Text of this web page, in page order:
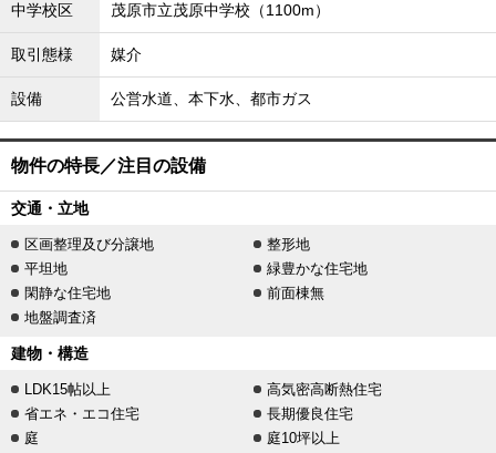
中学校区 茂原市立茂原中学校（1100m）
取引態様 媒介
設備 公営水道、本下水、都市ガス
物件の特長／注目の設備
交通・立地
区画整理及び分譲地
整形地
平坦地
緑豊かな住宅地
閑静な住宅地
前面棟無
地盤調査済
建物・構造
LDK15帖以上
高気密高断熱住宅
省エネ・エコ住宅
長期優良住宅
庭
庭10坪以上